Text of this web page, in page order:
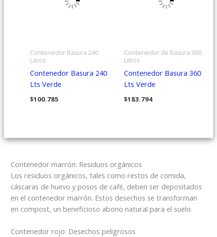
Contenedor Basura 240
Litros
Contenedor Basura 240
Lts Verde
$100.785
Contenedor de Basura 360
Litros
Contenedor Basura 360
Lts Verde
$183.794
Contenedor marrón: Residuos orgánicos
Los residuos orgánicos, tales como restos de comida,
cáscaras de huevo y posos de café, deben ser depositados
en el contenedor marrón. Estos desechos se transforman
en compost, un beneficioso abono natural para el suelo.
Contenedor rojo: Desechos peligrosos